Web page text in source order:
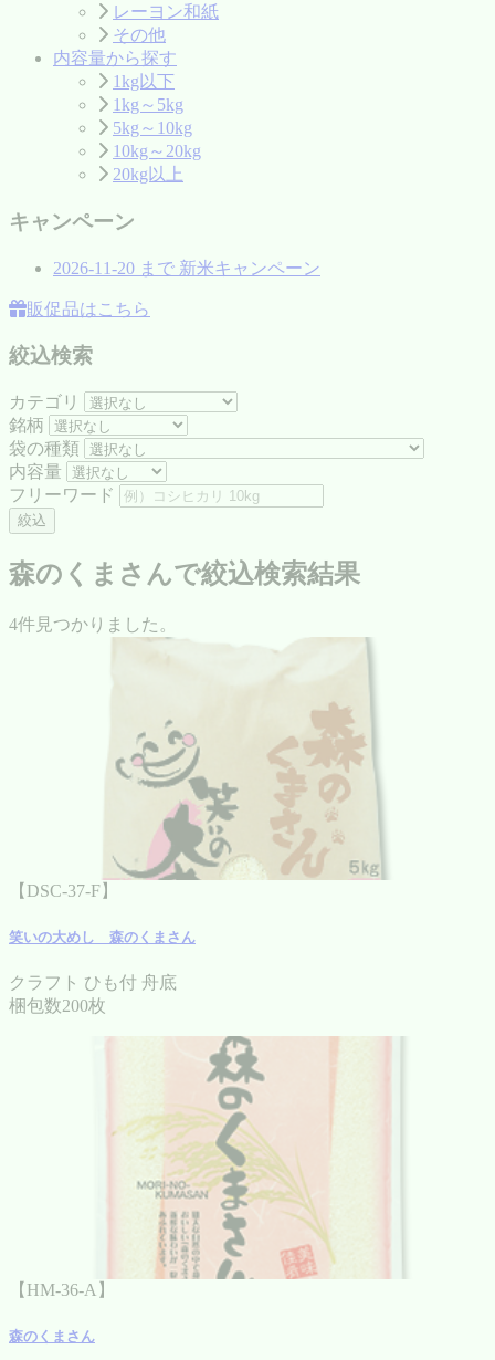
レーヨン和紙
その他
内容量から探す
1kg以下
1kg～5kg
5kg～10kg
10kg～20kg
20kg以上
キャンペーン
2026-11-20 まで 新米キャンペーン
販促品はこちら
絞込検索
カテゴリ
銘柄
袋の種類
内容量
フリーワード
絞込
森のくまさんで絞込検索結果
4件見つかりました。
【DSC-37-F】
笑いの大めし 森のくまさん
クラフト ひも付 舟底
梱包数200枚
【HM-36-A】
森のくまさん